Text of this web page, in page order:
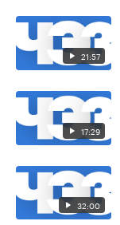
21:57
17:29
32:00